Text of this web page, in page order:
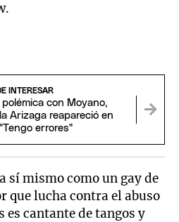
INTERESAR
polémica con Moyano,
Arizaga reapareció en
errores"
sí mismo como un gay de
que lucha contra el abuso
cantante de tangos y